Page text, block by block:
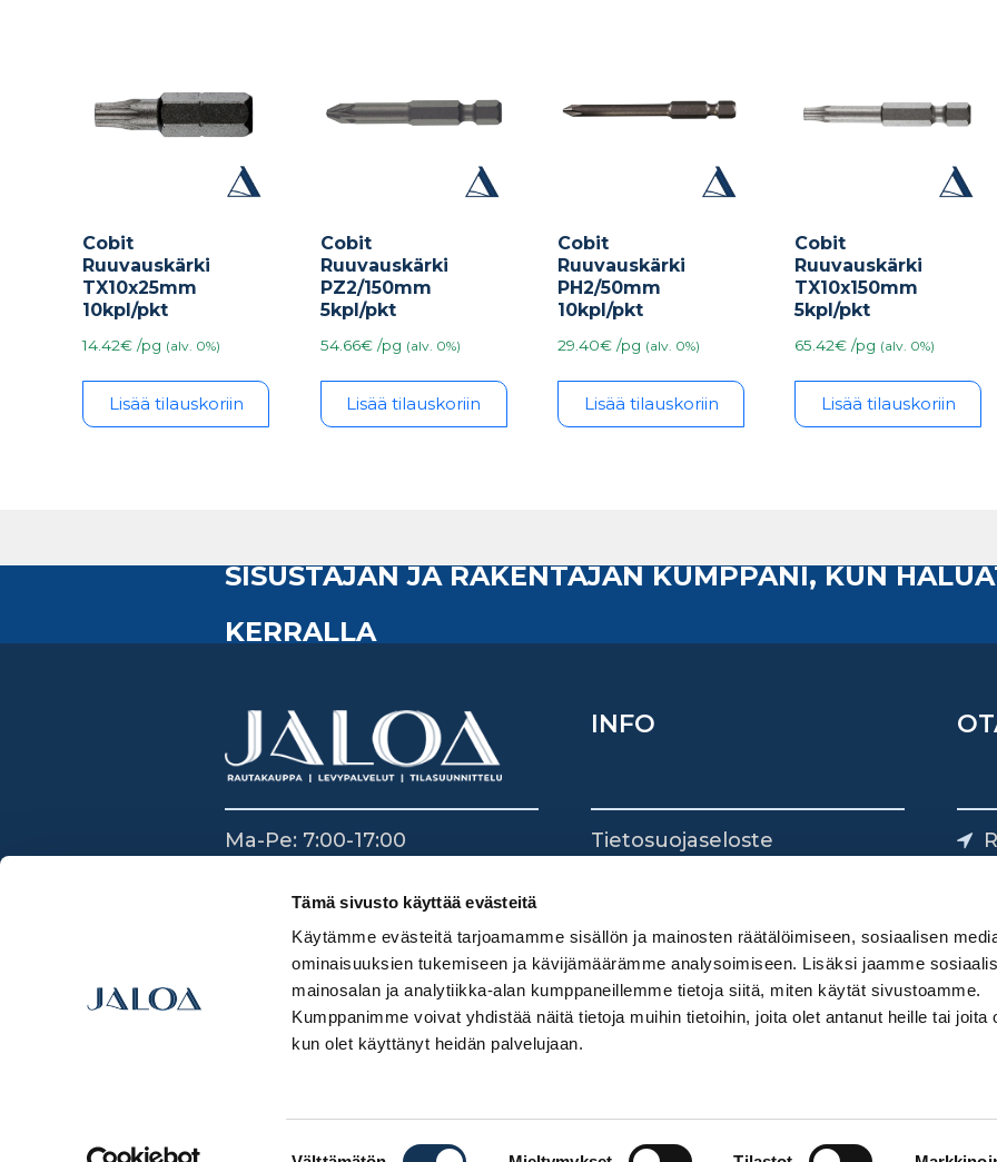
Tämä sivusto käyttää evästeitä
Käytämme evästeitä tarjoamamme sisällön ja mainosten räätälöimiseen, sosiaalisen
ominaisuuksien tukemiseen ja kävijämäärämme analysoimiseen. Lisäksi jaamme
mainosalan ja analytiikka-alan kumppaneillemme tietoja siitä, miten käytät sivustoamme.
Kumppanimme voivat yhdistää näitä tietoja muihin tietoihin, joita olet antanut heille tai joita
kun olet käyttänyt heidän palvelujaan.
Cobit
Ruuvauskärki
TX10x25mm
10kpl/pkt
14.42€ /pg (alv. 0%)
Lisää tilauskoriin
Cobit
Ruuvauskärki
PZ2/150mm
5kpl/pkt
54.66€ /pg (alv. 0%)
Lisää tilauskoriin
Cobit
Ruuvauskärki
PH2/50mm
10kpl/pkt
29.40€ /pg (alv. 0%)
Lisää tilauskoriin
Cobit
Ruuvauskärki
TX10x150mm
5kpl/pkt
65.42€ /pg (alv. 0%)
Lisää tilauskoriin
SISUSTAJAN JA RAKENTAJAN KUMPPANI, KUN
KERRALLA
Ma-Pe: 7:00-17:00
Su: Suljettu
INFO
Tietosuojaseloste